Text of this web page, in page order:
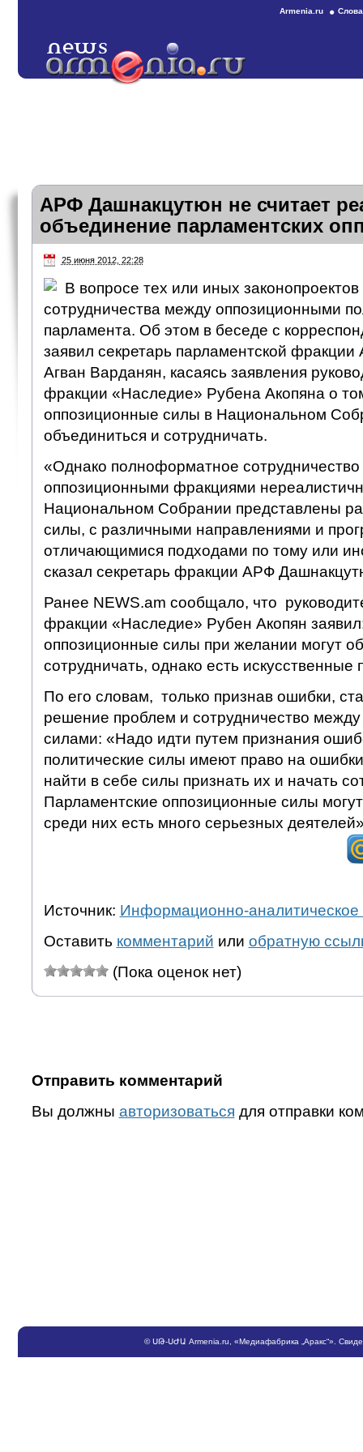
Armenia.ru
АРФ Дашнакцутюн не считает
объединение парламентских
25 июня 2012, 22:28
В вопросе тех или иных
сотрудничества между оппозиционными
парламента. Об этом в беседе с
заявил секретарь парламентской
Агван Варданян, касаясь заявления
фракции «Наследие» Рубена Акопяна о
оппозиционные силы в Национальном
объединиться и сотрудничать.
«Однако полноформатное
оппозиционными фракциями
Национальном Собрании представлены
силы, с различными направлениями и
отличающимися подходами по тому или
сказал секретарь фракции АРФ
Ранее NEWS.am сообщало, что
фракции «Наследие» Рубен Акопян
оппозиционные силы при желании могут
сотрудничать, однако есть искусственные
По его словам, только признав ошибки,
решение проблем и сотрудничество
силами: «Надо идти путем признания
политические силы имеют право на
найти в себе силы признать их и начать
Парламентские оппозиционные силы могут
среди них есть много серьезных
Источник: Информационно-аналитическое
Оставить комментарий или обратную
(Пока оценок нет)
Отправить комментарий
Вы должны авторизоваться для отправки
©ՍԹ-ՍԺԱ Armenia.ru , «Медиафабрика „Аракс“».